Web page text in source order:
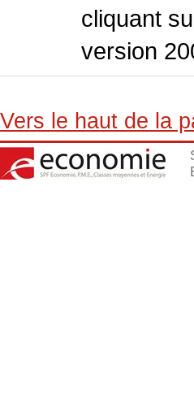
cliquant
version
Vers le haut de la